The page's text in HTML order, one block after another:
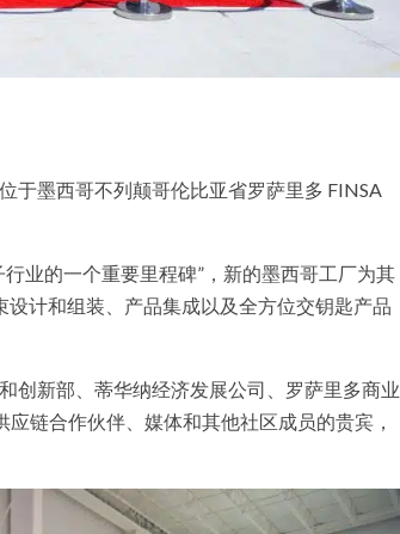
于墨西哥不列颠哥伦比亚省罗萨里多 FINSA
业的一个重要里程碑”，新的墨西哥工厂为其
计和组装、产品集成以及全方位交钥匙产品
创新部、蒂华纳经济发展公司、罗萨里多商业
链合作伙伴、媒体和其他社区成员的贵宾，